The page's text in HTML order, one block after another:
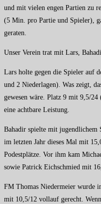
und mit vielen engen Partien zu
(5 Min. pro Partie und Spieler),
geraten.
Unser Verein trat mit Lars,
Lars holte gegen die Spieler auf
und 2 Niederlagen). Was zeigt,
gewesen wäre. Platz 9 mit 9,5/
eine achtbare Leistung.
Bahadir spielte mit jugendlichem
im letzten Jahr dieses Mal mit
Podestplätze. Vor ihm kam
sowie Patrick Eichschmied mit
FM Thomas Niedermeier wurde
mit 10,5/12 vollauf gerecht.